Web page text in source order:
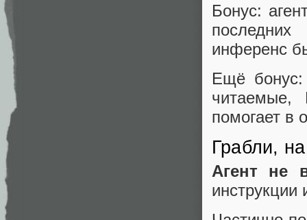
Бонус:
инференс
Ещё бонус:
читаемые,
помогает в
Грабли,
Агент не
инструкции